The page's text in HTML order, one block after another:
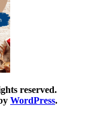
reserved.
WordPress.